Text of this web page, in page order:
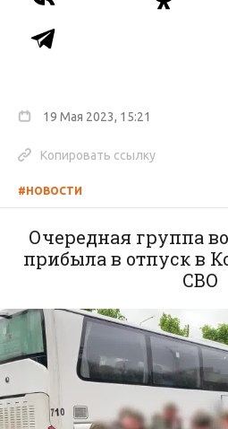
19 Мая 2023, 15:21
Копировать ссылку
#НОВОСТИ
Очередная группа
прибыла в отпуск в
СВО